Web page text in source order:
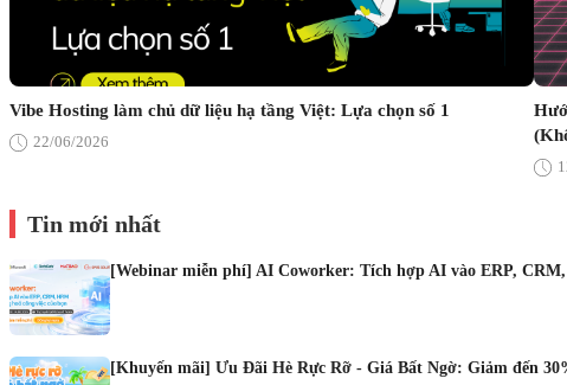
Vibe Hosting làm chủ dữ liệu hạ tầng Việt: Lựa chọn số 1
22/06/2026
Tin mới nhất
[Webinar miễn phí] AI Coworker: Tích hợp AI vào ERP,
[Khuyến mãi] Ưu Đãi Hè Rực Rỡ - Giá Bất Ngờ: Giảm đến